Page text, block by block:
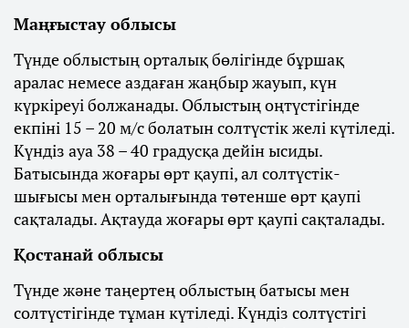
Маңғыстау облысы
Түнде облыстың орталық бөлігінде бұршақ
аралас немесе аздаған жаңбыр жауып, күн
күркіреуі болжанады. Облыстың оңтүстігінде
екпіні 15 – 20 м/с болатын солтүстік желі күтіледі.
Күндіз ауа 38 – 40 градусқа дейін ысиды.
Батысында жоғары өрт қаупі, ал солтүстік-
шығысы мен орталығында төтенше өрт қаупі
сақталады. Ақтауда жоғары өрт қаупі сақталады.
Қостанай облысы
Түнде және таңертең облыстың батысы мен
солтүстігінде тұман күтіледі. Күндіз солтүстігі